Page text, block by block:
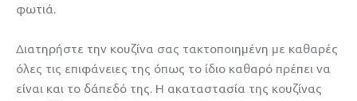
φωτιά.
Διατηρήστε την κουζίνα σας τακτοποιημένη με καθαρές
όλες τις επιφάνειες της όπως το ίδιο καθαρό πρέπει να
είναι και το δάπεδό της. Η ακαταστασία της κουζίνας